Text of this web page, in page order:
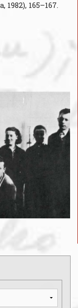
165–167.